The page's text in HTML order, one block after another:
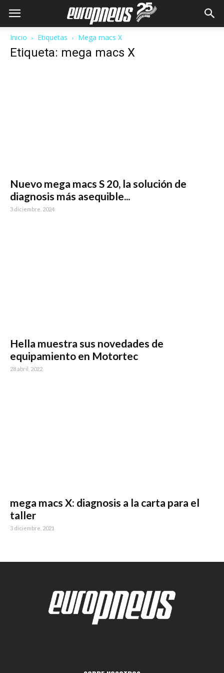
Inicio Etiquetas Mega macs X
Etiqueta: mega macs X
Nuevo mega macs S 20, la solución de
diagnosis más asequible...
3 diciembre, 2024
Hella muestra sus novedades de
equipamiento en Motortec
28 abril, 2022
mega macs X: diagnosis a la carta para el
taller
3 diciembre, 2021